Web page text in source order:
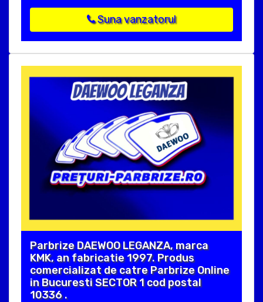
Suna vanzatorul
Parbrize DAEWOO LEGANZA, marca
KMK, an fabricatie 1997. Produs
comercializat de catre Parbrize Online
in Bucuresti SECTOR 1 cod postal
10336 .